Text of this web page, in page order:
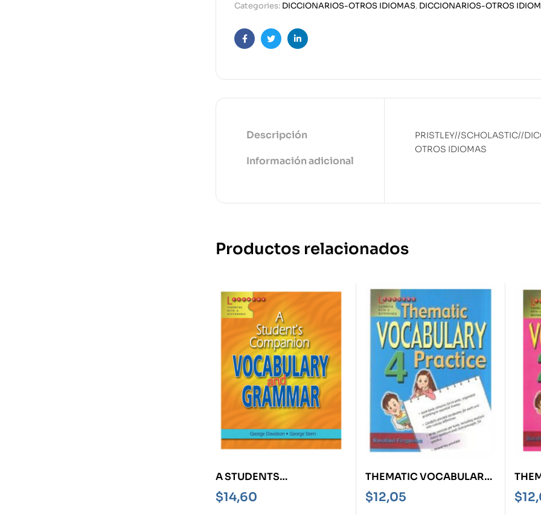
Categories: DICCIONARIOS-OTROS IDIOMAS, DICCIONARIOS-OTROS
FacebookTwitterLinkedin
Descripción
Información adicional
PRISTLEY//SCHOLASTIC//
OTROS IDIOMAS
Productos relacionados
A STUDENTS
COMPANION
VOCABULARY AND
$14,60
THEMATIC VOCABULARY
4 PRACTICE
$12,05
2
$